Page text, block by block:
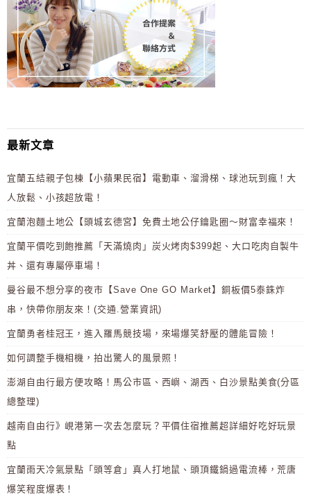
最新文章
宜蘭五結親子包棟【小蘋果民宿】電動車、溜滑梯、球池玩到瘋！大
人放鬆、小孩超放電！
宜蘭泡麵土地公【頭城玄德宮】免費土地公仔鑰匙圈～財富幸福來！
宜蘭平價吃到飽推薦「天滿燒肉」炭火烤肉$399起、大口吃肉自製牛
丼、還有專屬停車場！
曼谷最不想分享的夜市【Save One GO Market】銅板價5泰銖炸
串，快帶你朋友來！(交通.營業資訊)
宜蘭勇者桂冠王，進入羅馬競技場，來場爆笑舒壓的體能冒險！
如何調整手機相機，拍出驚人的風景照！
澎湖自由行最方便攻略！馬公市區、西嶼、湖西、白沙景點美食(分區
總整理)
越南自由行》峴港第一次去怎麼玩？平價住宿推薦超詳細好吃好玩景
點
宜蘭雨天冷氣景點「頭等倉」真人打地鼠、頭頂鐵鍋過電流棒，荒唐
爆笑程度爆表！